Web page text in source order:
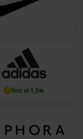
fino al 1,5%